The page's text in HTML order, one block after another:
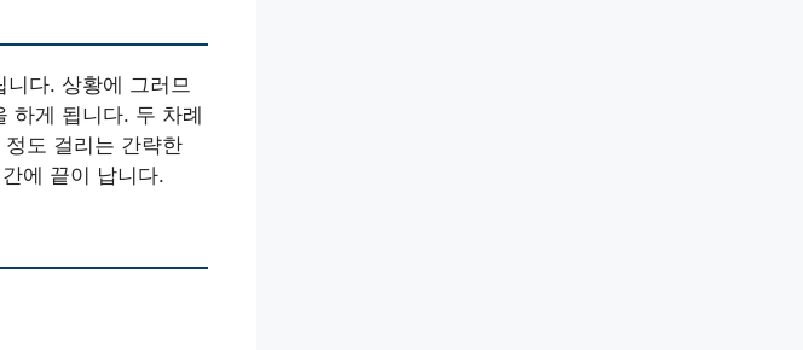
다. 상황에 그러므
하게 됩니다. 두 차례
도 걸리는 간략한
에 끝이 납니다.